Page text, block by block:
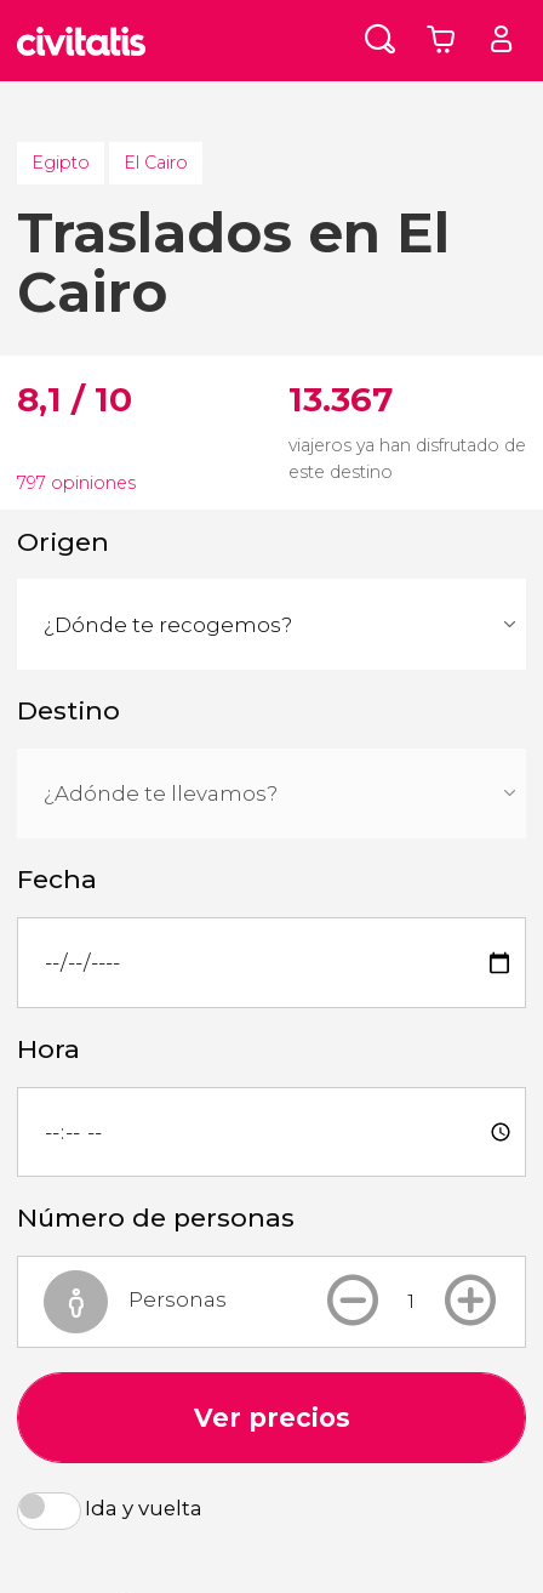
Egipto El Cairo
Traslados en El
Cairo
8,1 / 10
797 opiniones
13.367
viajeros ya han disfrutado de
este destino
Origen
Destino
Fecha
Hora
Número de personas
Personas
Ver precios
Ida y vuelta